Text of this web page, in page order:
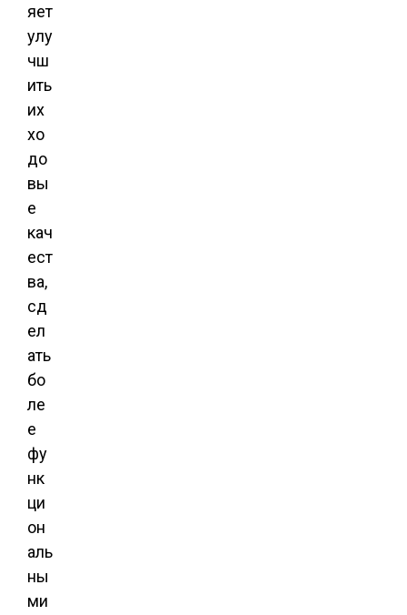
яет
улу
чш
ить
их
хо
до
вы
е
кач
ест
ва,
сд
ел
ать
бо
ле
е
фу
нк
ци
он
аль
ны
ми